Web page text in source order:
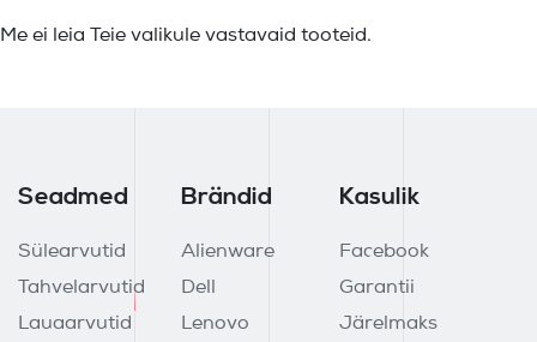
Me ei leia Teie valikule vastavaid tooteid.
Seadmed
Sülearvutid
Tahvelarvutid
Lauaarvutid
Brändid
Alienware
Dell
Lenovo
Kasulik
Facebook
Garantii
Järelmaks